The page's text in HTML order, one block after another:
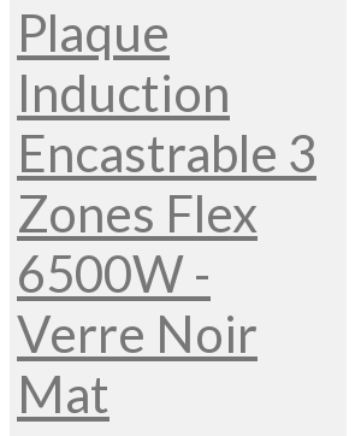
Plaque
Induction
Encastrable 3
Zones Flex
6500W -
Verre Noir
Mat